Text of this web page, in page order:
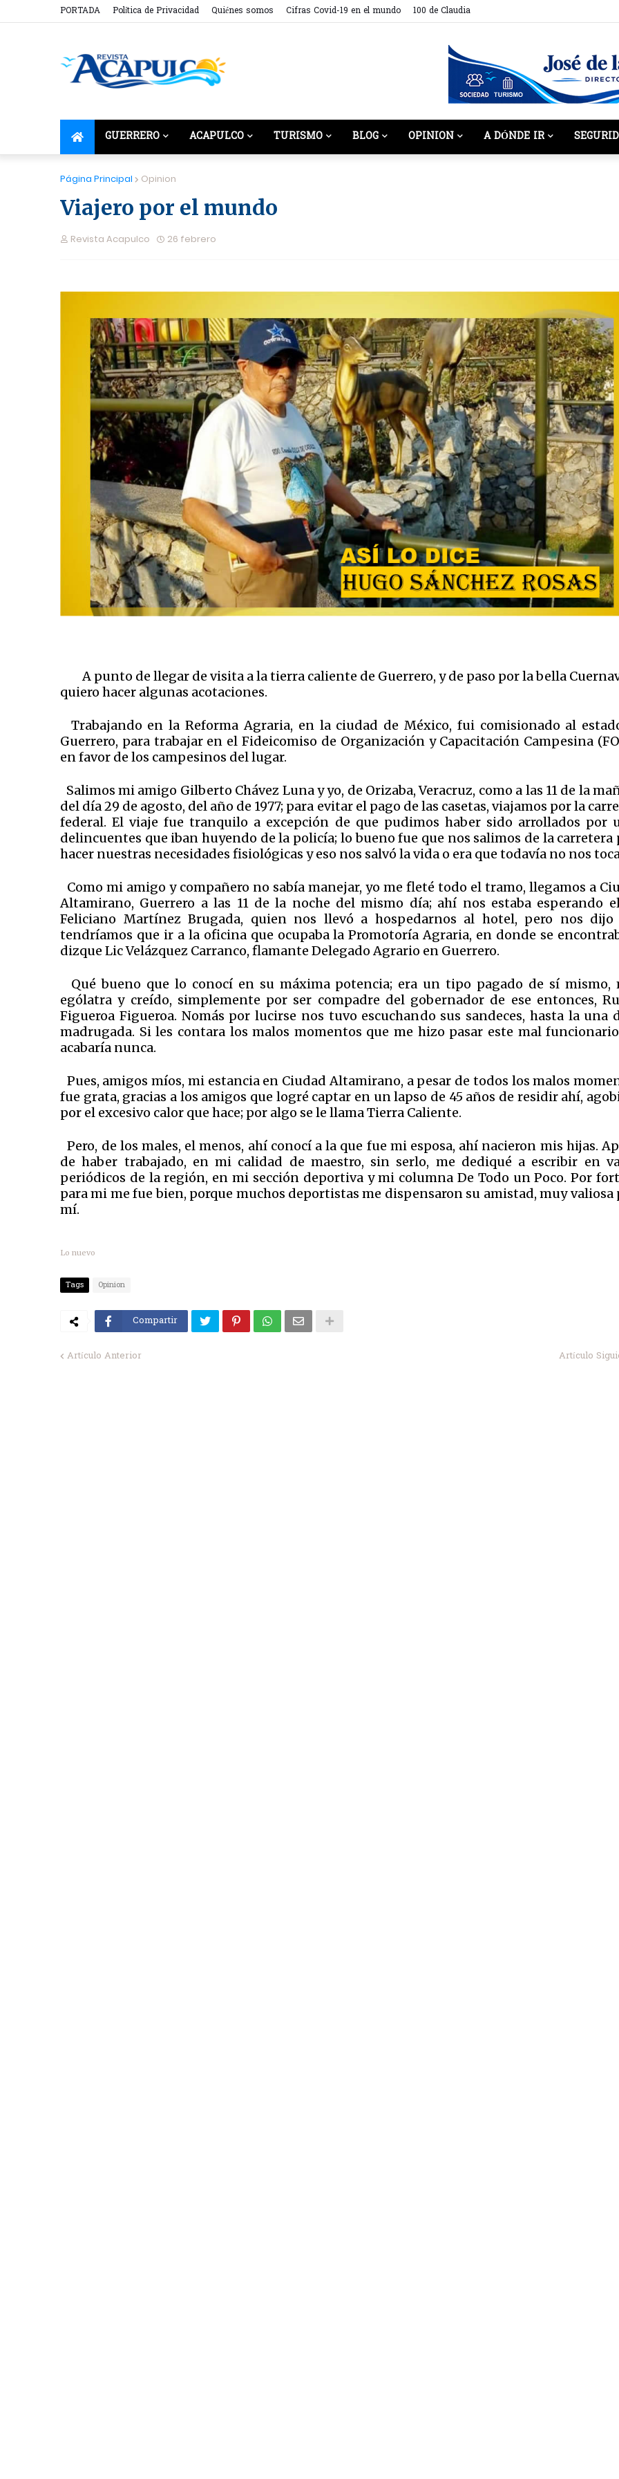
PORTADA Política de Privacidad Quiénes somos Cifras Covid-19 en el mundo 100 de Claudia
GUERRERO ACAPULCO TURISMO BLOG OPINION A DÓNDE IR
Página Principal Opinion
Viajero por el mundo
Revista Acapulco 26 febrero
A punto de llegar de visita a la tierra caliente de Guerrero, y de paso por la bella
quiero hacer algunas acotaciones.
Trabajando en la Reforma Agraria, en la ciudad de México, fui comisionado al
Guerrero, para trabajar en el Fideicomiso de Organización y Capacitación Campesina
en favor de los campesinos del lugar.
Salimos mi amigo Gilberto Chávez Luna y yo, de Orizaba, Veracruz, como a las 11 de la
del día 29 de agosto, del año de 1977; para evitar el pago de las casetas, viajamos por la
federal. El viaje fue tranquilo a excepción de que pudimos haber sido arrollados por
delincuentes que iban huyendo de la policía; lo bueno fue que nos salimos de la carretera
hacer nuestras necesidades fisiológicas y eso nos salvó la vida o era que todavía no nos
Como mi amigo y compañero no sabía manejar, yo me fleté todo el tramo, llegamos a
Altamirano, Guerrero a las 11 de la noche del mismo día; ahí nos estaba esperando
Feliciano Martínez Brugada, quien nos llevó a hospedarnos al hotel, pero nos dijo
tendríamos que ir a la oficina que ocupaba la Promotoría Agraria, en donde se
dizque Lic Velázquez Carranco, flamante Delegado Agrario en Guerrero.
Qué bueno que lo conocí en su máxima potencia; era un tipo pagado de sí mismo,
ególatra y creído, simplemente por ser compadre del gobernador de ese entonces,
Figueroa Figueroa. Nomás por lucirse nos tuvo escuchando sus sandeces, hasta la una
madrugada. Si les contara los malos momentos que me hizo pasar este mal
acabaría nunca.
Pues, amigos míos, mi estancia en Ciudad Altamirano, a pesar de todos los malos
fue grata, gracias a los amigos que logré captar en un lapso de 45 años de residir ahí,
por el excesivo calor que hace; por algo se le llama Tierra Caliente.
Pero, de los males, el menos, ahí conocí a la que fue mi esposa, ahí nacieron mis hijas.
de haber trabajado, en mi calidad de maestro, sin serlo, me dediqué a escribir en
periódicos de la región, en mi sección deportiva y mi columna De Todo un Poco. Por
para mi me fue bien, porque muchos deportistas me dispensaron su amistad, muy valiosa
mí.
Lo nuevo
Tags Opinion
Compartir
Artículo Anterior Artículo